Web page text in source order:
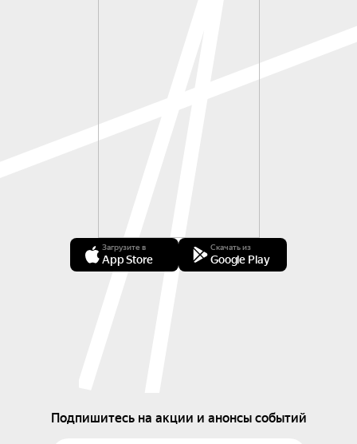
Загрузите в
App Store
Скачать из
Google Play
Подпишитесь на акции и анонсы событий